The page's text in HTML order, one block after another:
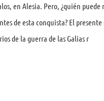
en Alesia. Pero, ¿quién puede
de esta conquista? El
de la guerra de las Galias r